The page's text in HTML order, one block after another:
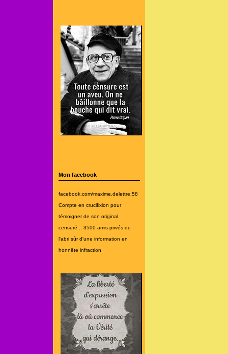
Mon facebook
facebook.com/maxime.delettre.58
Compte en crucifixion pour
témoigner de son original
censuré... 3500 amis privés de
l'abri sûr d'une information en
honnête infraction